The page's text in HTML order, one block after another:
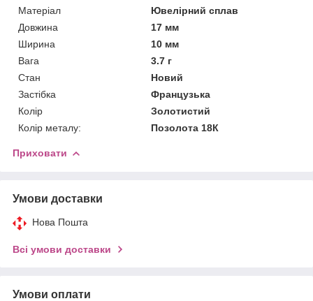
Матеріал
Ювелірний сплав
Довжина
17 мм
Ширина
10 мм
Вага
3.7 г
Стан
Новий
Застібка
Французька
Колір
Золотистий
Колір металу:
Позолота 18К
Приховати
Умови доставки
Нова Пошта
Всі умови доставки
Умови оплати